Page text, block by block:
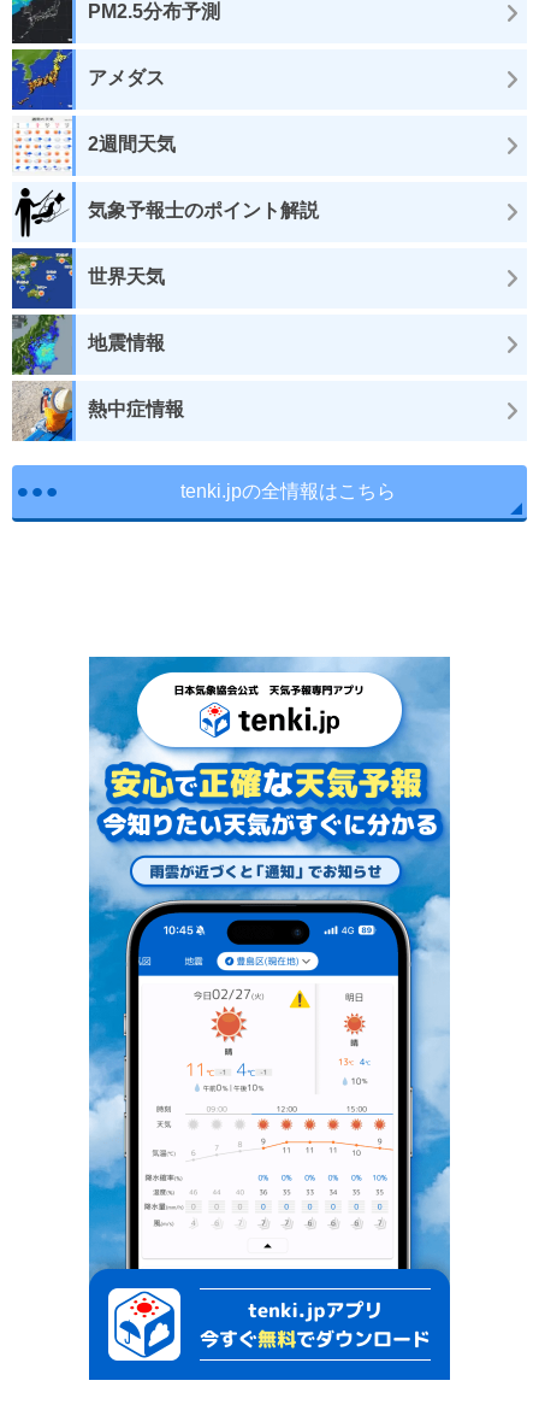
PM2.5分布予測
アメダス
2週間天気
気象予報士のポイント解説
世界天気
地震情報
熱中症情報
tenki.jpの全情報はこちら